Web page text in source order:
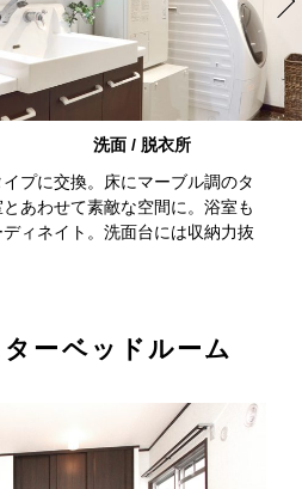
バスルーム
プに交換。床にマーブル調のタ
あわせて素敵な空間に。浴室も
ィネイト。洗面台には収納力抜
ーベッドルーム